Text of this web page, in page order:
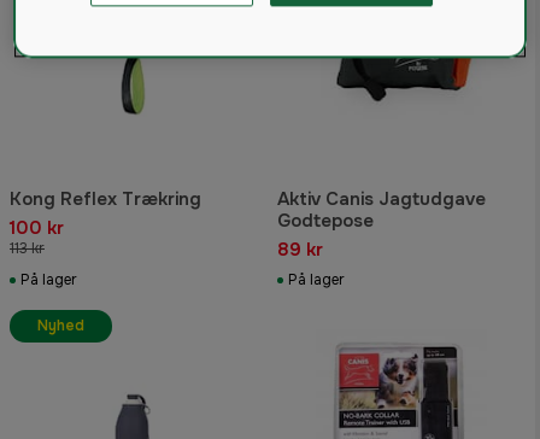
Kong Reflex Trækring
100 kr
113 kr
På lager
Aktiv Canis Jagtudgave
Godtepose
89 kr
På lager
Nyhed